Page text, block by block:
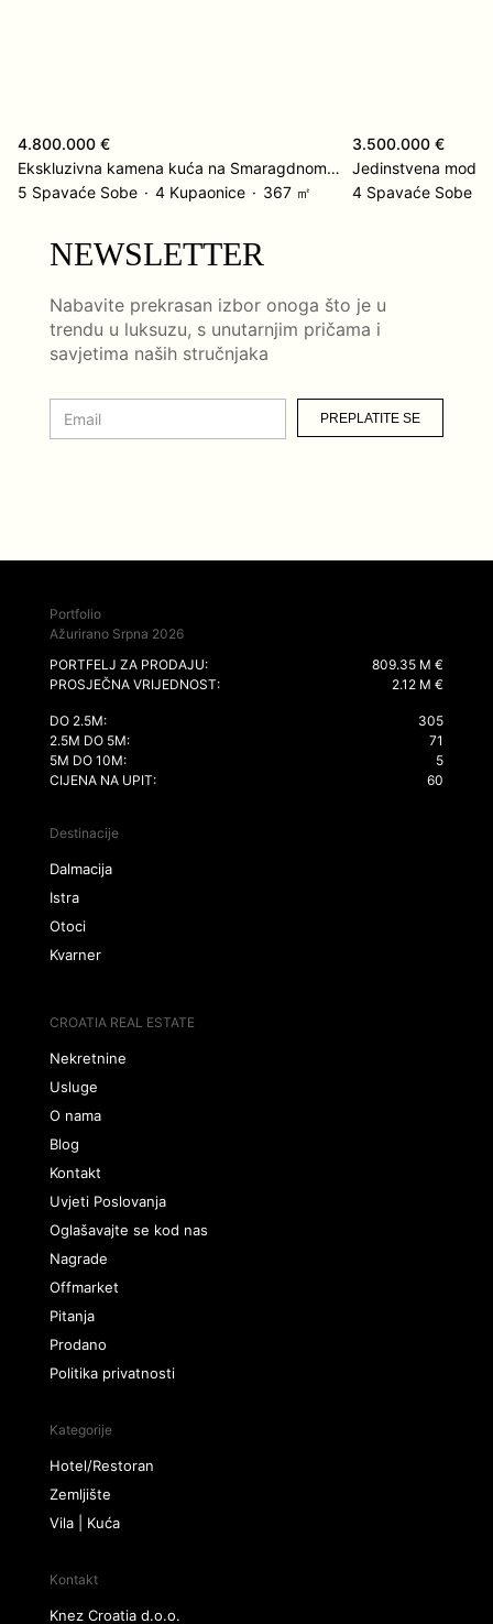
4.800.000 €
Ekskluzivna kamena kuća na Smaragdnom otoku Korčuli
5 Spavaće Sobe
4 Kupaonice 367 ㎡
3.500.000 €
4 Spavaće Sobe
NEWSLETTER
Nabavite prekrasan izbor onoga što je u
trendu u luksuzu, s unutarnjim pričama i
savjetima naših stručnjaka
PREPLATITE SE
Portfolio
Ažurirano Srpna 2026
PORTFELJ ZA PRODAJU:
809.35 M €
PROSJEČNA VRIJEDNOST:
2.12 M €
DO 2.5M:
305
2.5M DO 5M:
71
5M DO 10M:
5
CIJENA NA UPIT:
60
Destinacije
Dalmacija
Istra
Otoci
Kvarner
CROATIA REAL ESTATE
Nekretnine
Usluge
O nama
Blog
Kontakt
Uvjeti Poslovanja
Oglašavajte se kod nas
Nagrade
Offmarket
Pitanja
Prodano
Politika privatnosti
Kategorije
Hotel/Restoran
Zemljište
Vila | Kuća
Kontakt
Knez Croatia d.o.o.